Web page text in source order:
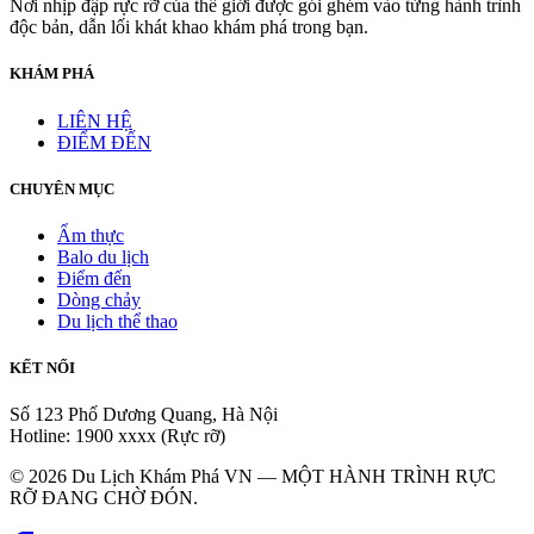
Nơi nhịp đập rực rỡ của thế giới được gói ghém vào từng hành trình
độc bản, dẫn lối khát khao khám phá trong bạn.
KHÁM PHÁ
LIÊN HỆ
ĐIỂM ĐẾN
CHUYÊN MỤC
Ẩm thực
Balo du lịch
Điểm đến
Dòng chảy
Du lịch thể thao
KẾT NỐI
Số 123 Phố Dương Quang, Hà Nội
Hotline: 1900 xxxx (Rực rỡ)
© 2026 Du Lịch Khám Phá VN — MỘT HÀNH TRÌNH RỰC
RỠ ĐANG CHỜ ĐÓN.